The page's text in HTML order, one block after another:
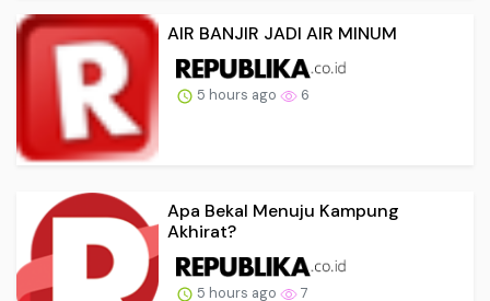
AIR BANJIR JADI AIR MINUM
5 hours ago 6
Apa Bekal Menuju Kampung
Akhirat?
5 hours ago 7